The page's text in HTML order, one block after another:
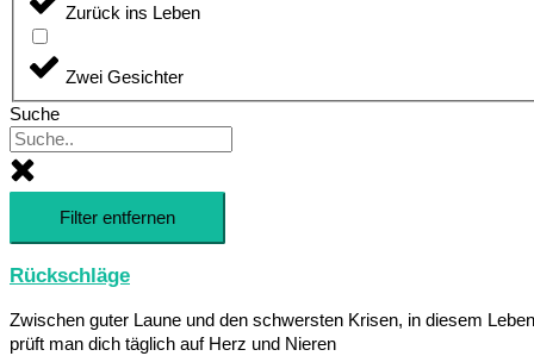
Zurück ins Leben
Zwei Gesichter
Suche
Filter entfernen
Rückschläge
Zwischen guter Laune und den schwersten Krisen, in diesem Leben
prüft man dich täglich auf Herz und Nieren